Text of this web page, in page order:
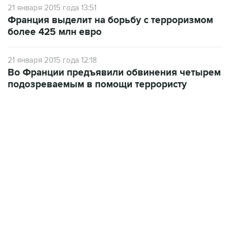
21 января 2015 года 13:51
Франция выделит на борьбу с терроризмом
более 425 млн евро
21 января 2015 года 12:18
Во Франции предъявили обвинения четырем
подозреваемым в помощи террористу